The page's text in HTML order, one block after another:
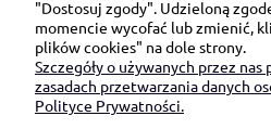
SKONTAKTUJ
sklep@be-
+48 690
(pon-pt 9:00 -
"Dostosuj zgody". Udzieloną
momencie wycofać lub zmienić,
plików cookies" na dole strony.
Szczegóły o używanych przez
zasadach przetwarzania danych
Polityce Prywatności.